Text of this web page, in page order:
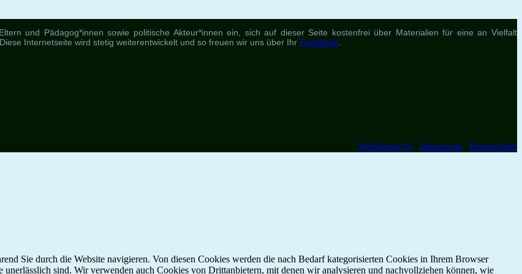
und Pädagog*innen sowie politische Akteur*innen ein, sich auf dieser Seite kostenfrei über Materialien für eine an Vielfalt
Internetseite wird stetig weiterentwickelt und so freuen wir uns über Ihr Feedback
Webdesign by
Impressum Datenschutz
Sie durch die Website navigieren. Von diesen Cookies werden die nach Bedarf kategorisierten Cookies in Ihrem Browser
sind. Wir verwenden auch Cookies von Drittanbietern, mit denen wir analysieren und nachvollziehen können, wie